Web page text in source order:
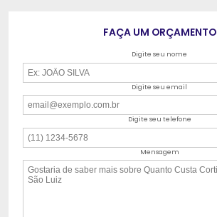
FAÇA UM ORÇAMENTO
Digite seu nome
Digite seu email
Digite seu telefone
Mensagem